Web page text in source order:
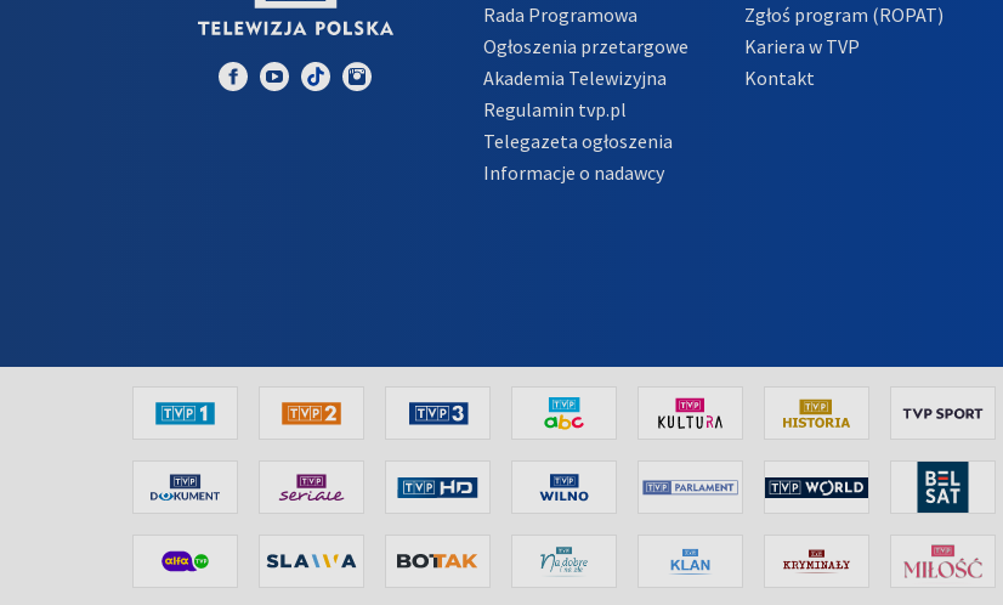
Rada Programowa
Ogłoszenia przetargowe
Akademia Telewizyjna
Regulamin tvp.pl
Telegazeta ogłoszenia
Informacje o nadawcy
Zgłoś program (ROPAT)
Kariera w TVP
Kontakt